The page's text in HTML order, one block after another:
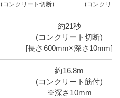
(コンクリート切断) (コンクリー
約21秒
(コンクリート切断)
[長さ600mm×深さ10mm]
約16.8m
(コンクリート筋付)
※深さ10mm